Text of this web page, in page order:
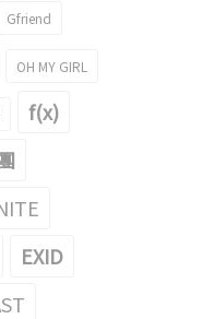
Gfriend
OH MY GIRL
f(x)
EXID